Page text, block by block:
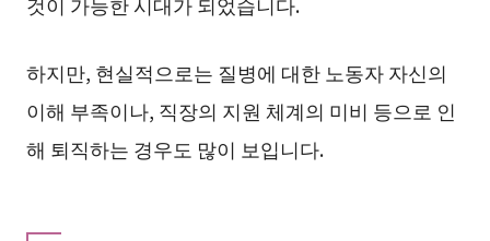
하지만, 현실적으로는 질병에 대한 노동자 자신의
이해 부족이나, 직장의 지원 체계의 미비 등으로 인
해 퇴직하는 경우도 많이 보입니다.